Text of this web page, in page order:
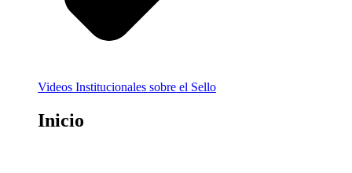
Videos Institucionales sobre el Sello
Inicio